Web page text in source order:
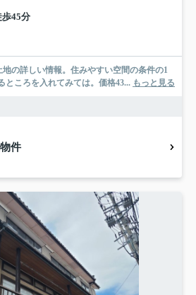
45分
の詳しい情報。住みやすい空間の条件の1
ところを入れてみては。価格43... もっと見る
件